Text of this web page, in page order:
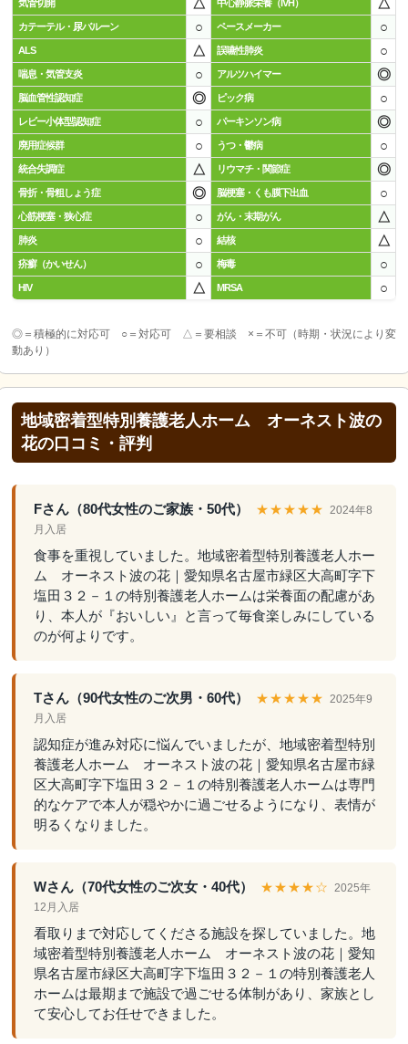
気管切開 △ 中心静脈栄養（IVH） △
カテーテル・尿バルーン ○ ペースメーカー ○
ALS △ 誤嚥性肺炎 ○
喘息・気管支炎 ○ アルツハイマー ◎
脳血管性認知症 ◎ ピック病 ○
レビー小体型認知症 ○ パーキンソン病 ◎
廃用症候群 ○ うつ・鬱病 ○
統合失調症 △ リウマチ・関節症 ◎
骨折・骨粗しょう症 ◎ 脳梗塞・くも膜下出血 ○
心筋梗塞・狭心症 ○ がん・末期がん △
肺炎 ○ 結核 △
疥癬（かいせん） ○ 梅毒 ○
HIV △ MRSA ○
◎＝積極的に対応可 ○＝対応可 △＝要相談 ×＝不可（時期・状況により変
動あり）
地域密着型特別養護老人ホーム オーネスト波の
花の口コミ・評判
Fさん（80代女性のご家族・50代） ★★★★★ 2024年8
月入居
食事を重視していました。地域密着型特別養護老人ホー
ム オーネスト波の花｜愛知県名古屋市緑区大高町字下
塩田３２－１の特別養護老人ホームは栄養面の配慮があ
り、本人が『おいしい』と言って毎食楽しみにしている
のが何よりです。
Tさん（90代女性のご次男・60代） ★★★★★ 2025年9
月入居
認知症が進み対応に悩んでいましたが、地域密着型特別
養護老人ホーム オーネスト波の花｜愛知県名古屋市緑
区大高町字下塩田３２－１の特別養護老人ホームは専門
的なケアで本人が穏やかに過ごせるようになり、表情が
明るくなりました。
Wさん（70代女性のご次女・40代） ★★★★☆ 2025年
12月入居
看取りまで対応してくださる施設を探していました。地
域密着型特別養護老人ホーム オーネスト波の花｜愛知
県名古屋市緑区大高町字下塩田３２－１の特別養護老人
ホームは最期まで施設で過ごせる体制があり、家族とし
て安心してお任せできました。